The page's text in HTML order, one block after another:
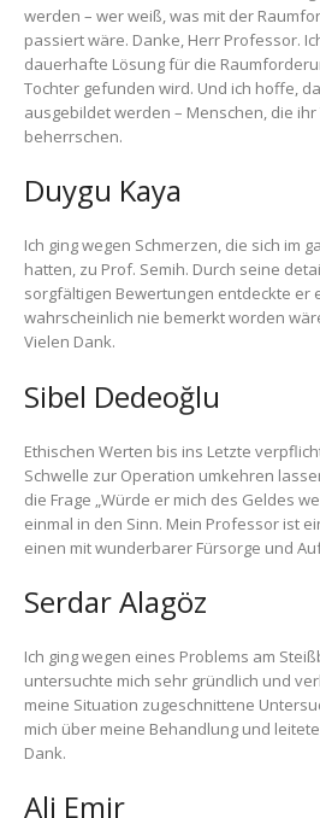
werden – wer weiß, was mit der
passiert wäre. Danke, Herr Professor.
dauerhafte Lösung für die
Tochter gefunden wird. Und ich hoffe,
ausgebildet werden – Menschen, die ihr
beherrschen.
Duygu Kaya
Ich ging wegen Schmerzen, die sich im
hatten, zu Prof. Semih. Durch seine
sorgfältigen Bewertungen entdeckte er
wahrscheinlich nie bemerkt worden
Vielen Dank.
Sibel Dedeoğlu
Ethischen Werten bis ins Letzte
Schwelle zur Operation umkehren
die Frage „Würde er mich des Geldes
einmal in den Sinn. Mein Professor ist
einen mit wunderbarer Fürsorge und
Serdar Alagöz
Ich ging wegen eines Problems am
untersuchte mich sehr gründlich und
meine Situation zugeschnittene
mich über meine Behandlung und
Dank.
Ali Emir